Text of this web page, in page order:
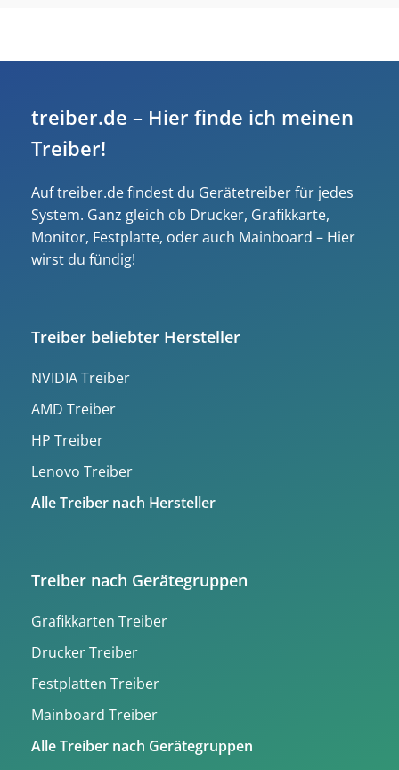
treiber.de – Hier finde ich meinen
Treiber!
Auf treiber.de findest du Gerätetreiber für jedes
System. Ganz gleich ob Drucker, Grafikkarte,
Monitor, Festplatte, oder auch Mainboard – Hier
wirst du fündig!
Treiber beliebter Hersteller
NVIDIA Treiber
AMD Treiber
HP Treiber
Lenovo Treiber
Alle Treiber nach Hersteller
Treiber nach Gerätegruppen
Grafikkarten Treiber
Drucker Treiber
Festplatten Treiber
Mainboard Treiber
Alle Treiber nach Gerätegruppen